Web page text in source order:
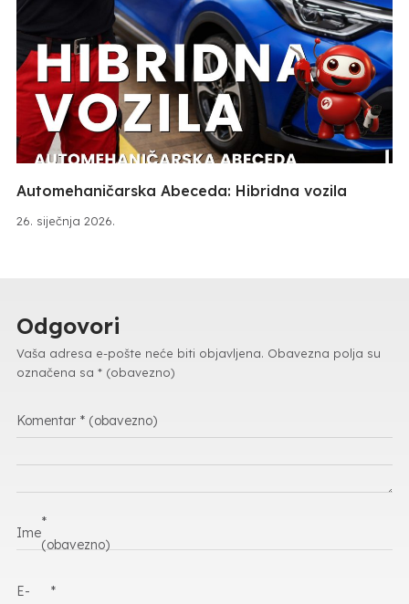
26. siječnja 2026.
Automehaničarska Abeceda: Hibridna vozila
Odgovori
Vaša adresa e-pošte neće biti objavljena. Obavezna polja su
označena sa * (obavezno)
Komentar * (obavezno)
Ime
*
(obavezno)
E-
*